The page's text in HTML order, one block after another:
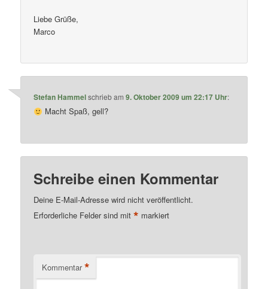
Liebe Grüße,
Marco
Stefan Hammelschriebam9. Oktober 2009 um 22:17 Uhr:
Macht Spaß, gell?
Schreibe einen Kommentar
Deine E-Mail-Adresse wird nicht veröffentlicht.
Erforderliche Felder sind mit* markiert
Kommentar *